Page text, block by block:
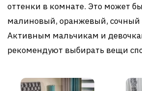
оттенки в комнате. Это может
малиновый, оранжевый, сочный
Активным мальчикам и
рекомендуют выбирать вещи